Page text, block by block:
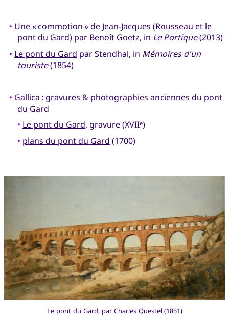
• Une « commotion » de Jean-Jacques (Rousseau et le
pont du Gard) par Benoît Goetz, in Le Portique(2013)
• Le pont du Gard par Stendhal, in Mémoires d'un
touriste(1854)
• Gallica : gravures & photographies anciennes du pont
du Gard
• Le pont du Gard, gravure (XVIIe)
• plans du pont du Gard (1700)
Le pont du Gard, par Charles Questel (1851)